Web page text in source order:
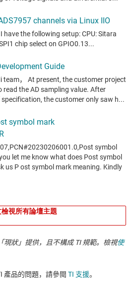
檢視所有論壇主題
現狀」提供，且不構成 TI 規範。檢視使
產品的問題，請參閱 TI 支援。​​​​​​​​​​​​​​